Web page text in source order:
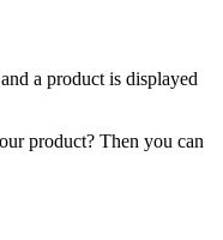
and a product is displayed
product? Then you can